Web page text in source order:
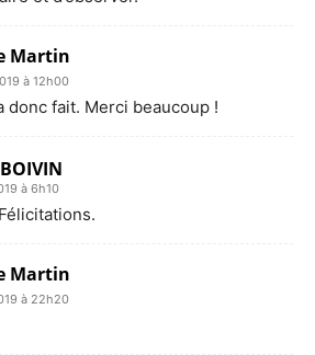
Martin
à 12h00
donc fait. Merci beaucoup !
à 6h10
Martin
à 22h20